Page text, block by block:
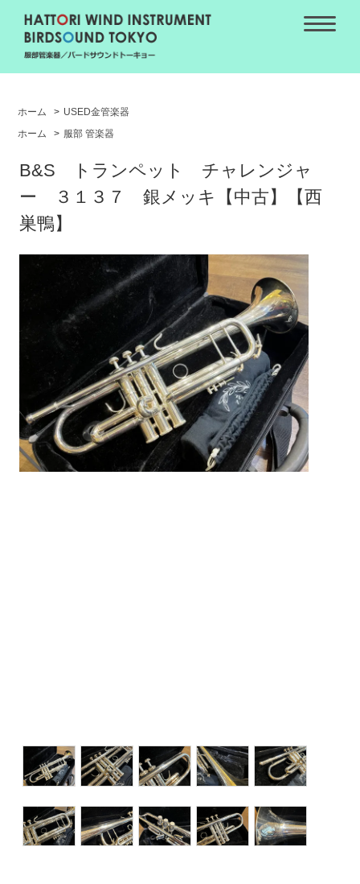
ホーム > USED金管楽器
ホーム
> 服部 管楽器
B&S トランペット チャレンジャ
ー ３１３７ 銀メッキ【中古】【西
巣鴨】